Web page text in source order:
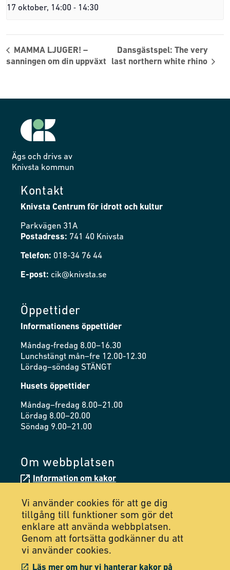
17 oktober, 14:00 - 14:30
MAMMA LJUGER! –
sanningen om din uppväxt
Dansgästspel: The very
last northern white rhino
Ägs och drivs av
Knivsta kommun
Kontakt
Knivsta Centrum för idrott och kultur
Parkvägen 31A
Postadress: 741 40 Knivsta
Telefon: 018-34 76 44
E-post: cik@knivsta.se
Öppettider
Informationens öppettider
Måndag-fredag 8.00–16.30
Lunchstängt mån–fre 12.00-12.30
Lördag–söndag STÄNGT
Husets öppettider
Måndag–fredag 8.00–21.00
Lördag 8.00–20.00
Söndag 9.00–21.00
Om webbplatsen
Information om kakor
Tillgänglighetsredogörelse
Följ oss på Facebook
Följ oss på Instagram
Vi använder cookies för att ge dig
tillgång till funktioner som gör det
enklare att använda webbplatsen.
Genom att fortsätta godkänner du att
vi använder cookies.
Läs mer om hur vi hanterar kakor på